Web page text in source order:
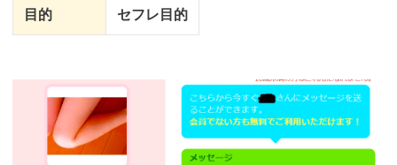
目的 セフレ目的